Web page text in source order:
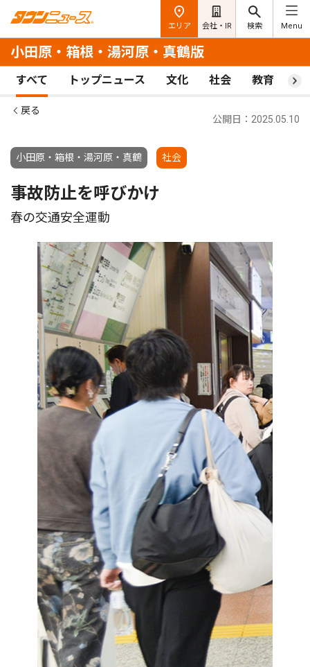
エリア 会社・IR 検索 Menu
小田原・箱根・湯河原・真鶴版
すべて トップニュース 文化 社会 教育 ス
戻る
小田原・箱根・湯河原・真鶴 社会
公開日：2025.05.10
事故防止を呼びかけ
春の交通安全運動